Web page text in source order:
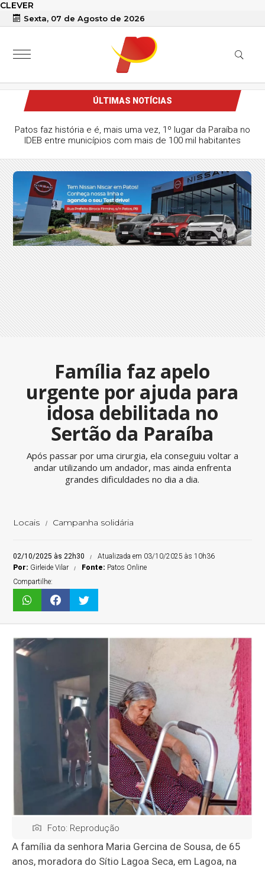
CLEVER
Sexta, 07 de Agosto de 2026
ÚLTIMAS NOTÍCIAS
Patos faz história e é, mais uma vez, 1º lugar da Paraíba no
IDEB entre municípios com mais de 100 mil habitantes
Família faz apelo
urgente por ajuda para
idosa debilitada no
Sertão da Paraíba
Após passar por uma cirurgia, ela conseguiu voltar a
andar utilizando um andador, mas ainda enfrenta
grandes dificuldades no dia a dia.
Locais Campanha solidária
02/10/2025 às 22h30
Atualizada em 03/10/2025 às 10h36
Por: Girleide Vilar Fonte: Patos Online
Compartilhe:
Foto: Reprodução
A família da senhora Maria Gercina de Sousa, de 65
anos, moradora do Sítio Lagoa Seca, em Lagoa, na